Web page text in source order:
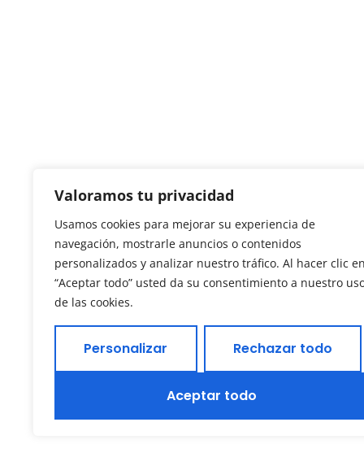
Valoramos tu privacidad
Usamos cookies para mejorar su experiencia de
navegación, mostrarle anuncios o contenidos
personalizados y analizar nuestro tráfico. Al hacer clic
“Aceptar todo” usted da su consentimiento a nuestro
de las cookies.
Personalizar Rechazar todo
Aceptar todo